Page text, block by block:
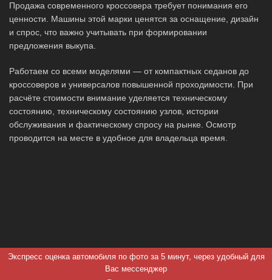
Продажа современного кроссовера требует понимания его
ценности. Машины этой марки ценятся за оснащение, дизайн
и спрос, что важно учитывать при формировании
предложения выкупа.
Работаем со всеми моделями — от компактных седанов до
кроссоверов и универсалов повышенной проходимости. При
расчёте стоимости внимание уделяется техническому
состоянию, техническому состоянию узлов, истории
обслуживания и фактическому спросу на рынке. Осмотр
проводится на месте в удобное для владельца время.
Экспресс оценка автомобиля по фото за 5 минут, через удобный для
Вас мессенджер